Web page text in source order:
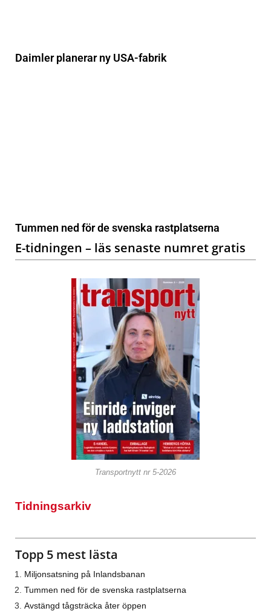
Daimler planerar ny USA-fabrik
Tummen ned för de svenska rastplatserna
E-tidningen – läs senaste numret gratis
Transportnytt nr 5-2026
Tidningsarkiv
Topp 5 mest lästa
Miljonsatsning på Inlandsbanan
Tummen ned för de svenska rastplatserna
Avstängd tågsträcka åter öppen